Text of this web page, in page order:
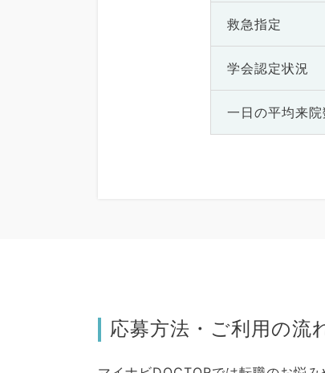
救急指定
学会認定状況
一日の平均来院
応募方法・ご利用の流